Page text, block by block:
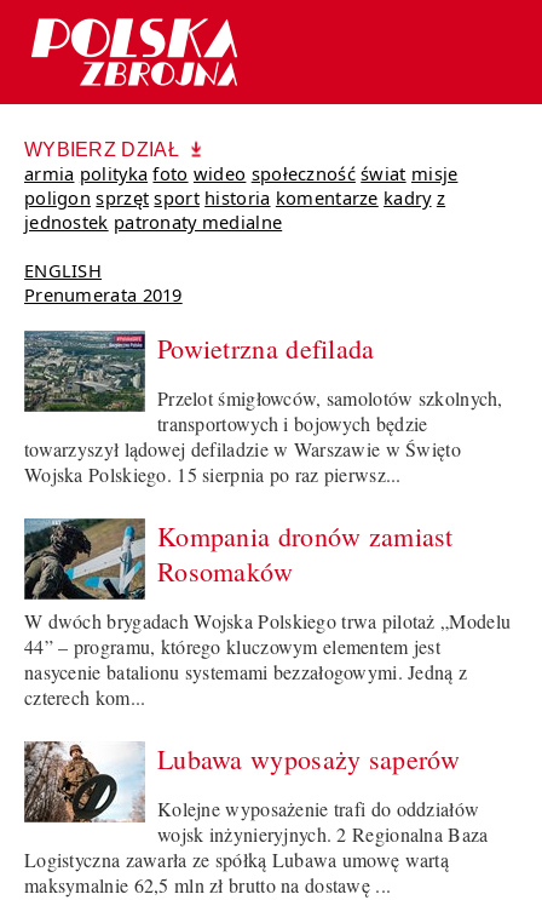
WYBIERZ DZIAŁ
armia polityka foto wideo społeczność świat misje
poligon sprzęt sport historia komentarze kadry z
jednostek patronaty medialne
ENGLISH
Prenumerata 2019
Powietrzna defilada
Przelot śmigłowców, samolotów szkolnych,
transportowych i bojowych będzie
towarzyszył lądowej defiladzie w Warszawie w Święto
Wojska Polskiego. 15 sierpnia po raz pierwsz...
Kompania dronów zamiast
Rosomaków
W dwóch brygadach Wojska Polskiego trwa pilotaż „Modelu
44” – programu, którego kluczowym elementem jest
nasycenie batalionu systemami bezzałogowymi. Jedną z
czterech kom...
Lubawa wyposaży saperów
Kolejne wyposażenie trafi do oddziałów
wojsk inżynieryjnych. 2 Regionalna Baza
Logistyczna zawarła ze spółką Lubawa umowę wartą
maksymalnie 62,5 mln zł brutto na dostawę ...